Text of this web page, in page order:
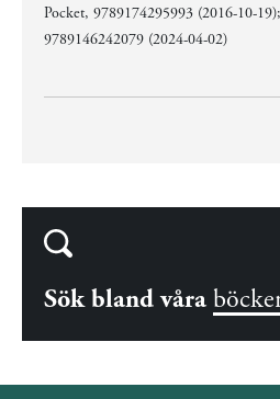
Pocket, 9789174295993 (2016-10-
9789146242079 (2024-04-02)
Sök bland våra